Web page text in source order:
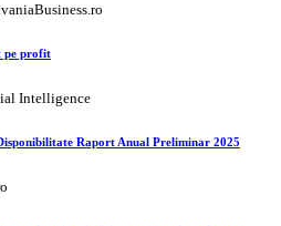
pe profit
Intelligence
Raport Anual Preliminar 2025